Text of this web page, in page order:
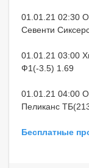
01.01.21 02:30
Севенти
01.01.21 03:00
Ф1(-3.5) 1.69
01.01.21 04:00
Пеликанс
Бесплатные